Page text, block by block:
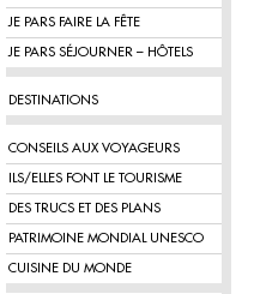
JE PARS FAIRE LA FÊTE
JE PARS SÉJOURNER – HÔTELS
DESTINATIONS
CONSEILS AUX VOYAGEURS
ILS/ELLES FONT LE TOURISME
DES TRUCS ET DES PLANS
PATRIMOINE MONDIAL UNESCO
CUISINE DU MONDE